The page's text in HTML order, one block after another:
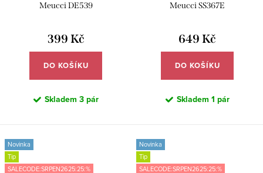
Meucci DE539
399 Kč
DO KOŠÍKU
Skladem 3 pár
Meucci SS367E
649 Kč
DO KOŠÍKU
Skladem 1 pár
Novinka
Tip
SALECODE:SRPEN2625:25:%
Novinka
Tip
SALECODE:SRPEN2625:25:%